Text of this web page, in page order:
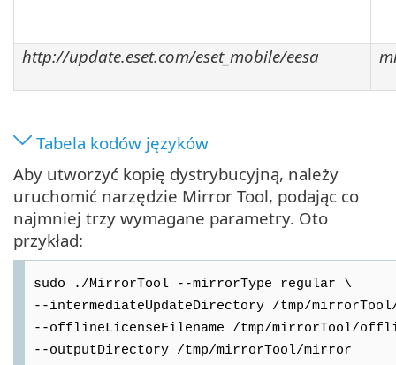
http://update.eset.com/eset_mobile/eesa
Tabela kodów języków
Aby utworzyć kopię dystrybucyjną, należy
uruchomić narzędzie Mirror Tool, podając co
najmniej trzy wymagane parametry. Oto
przykład:
sudo ./MirrorTool --mirrorType regular \
--intermediateUpdateDirectory /tmp/
--offlineLicenseFilename /tmp/mirrorTool/
--outputDirectory /tmp/mirrorTool/mirror